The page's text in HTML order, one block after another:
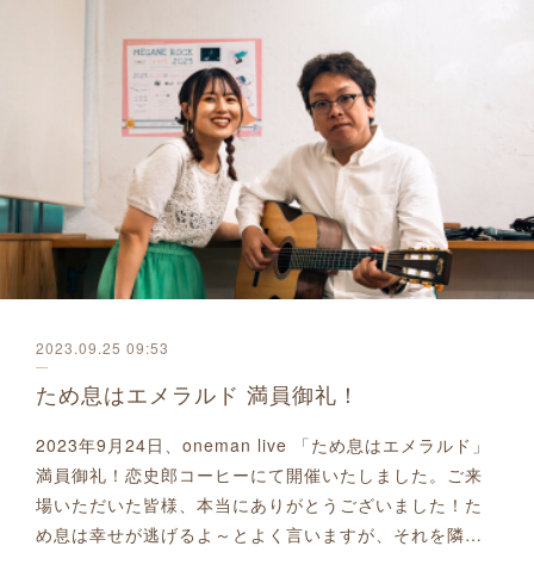
2023.09.25 09:53
ため息はエメラルド 満員御礼！
2023年9月24日、oneman live 「ため息はエメラルド」
満員御礼！恋史郎コーヒーにて開催いたしました。ご来
場いただいた皆様、本当にありがとうございました！た
め息は幸せが逃げるよ～とよく言いますが、それを隣…